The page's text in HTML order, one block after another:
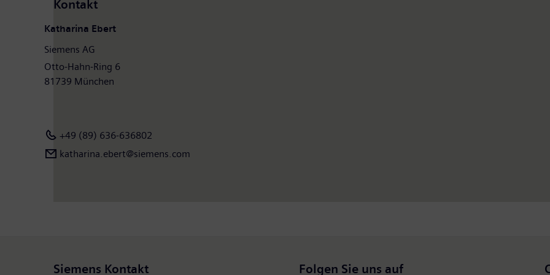
Kontakt
Katharina Ebert
Siemens AG
Otto-Hahn-Ring 6
81739 München
+49 (89) 636-636802
katharina.ebert@siemens.com
Siemens Kontakt Folgen Sie uns auf